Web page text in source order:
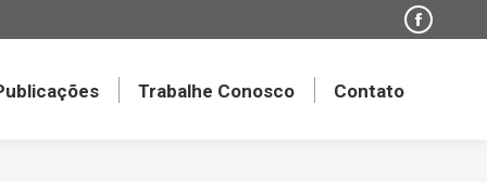
Trabalhe Conosco Contato